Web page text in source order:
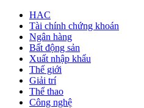
HAC
Tài chính chứng khoán
Ngân hàng
Bất động sản
Xuất nhập khẩu
Thế giới
Giải trí
Thể thao
Công nghệ